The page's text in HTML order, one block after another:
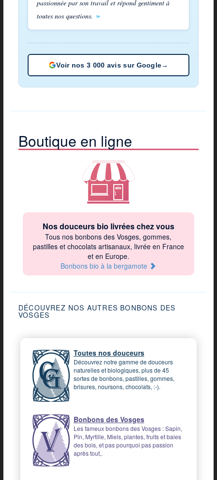
passionnée par son travail et répond gentiment à
toutes nos questions.
Voir nos 3 000 avis sur Google→
Boutique en ligne
Nos douceurs bio livrées chez vous
Tous nos bonbons des Vosges, gommes,
pastilles et chocolats artisanaux, livrée en France
et en Europe.
Bonbons bio à la bergamote
DÉCOUVREZ NOS AUTRES BONBONS DES
VOSGES
Toutes nos douceurs
Découvrez notre gamme de douceurs
naturelles et biologiques, plus de 45
sortes de bonbons, pastilles, gommes,
brisures, noursons, chocolats, :-).
Bonbons des Vosges
Les fameux bonbons des Vosges : Sapin,
Pin, Myrtille, Miels, plantes, fruits et baies
des bois, et pas pourquoi pas passion
après tout,.